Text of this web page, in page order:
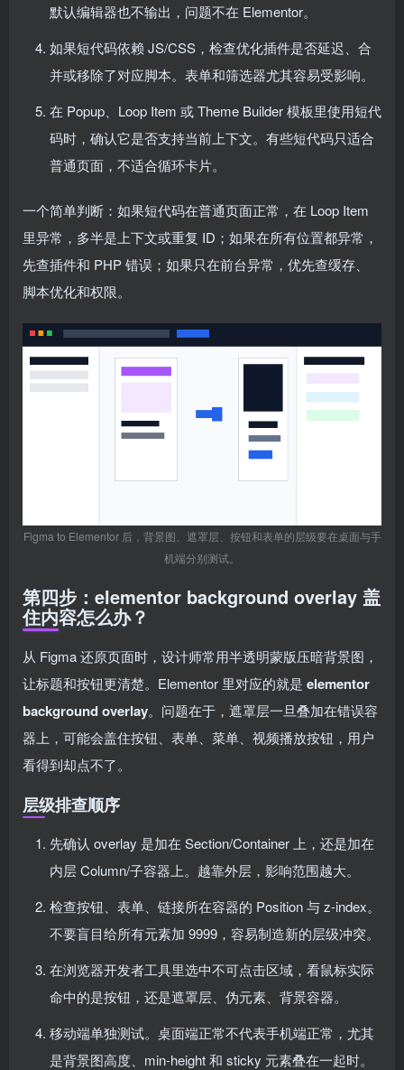
默认编辑器也不输出，问题不在 Elementor。
如果短代码依赖 JS/CSS，检查优化插件是否延迟、合
并或移除了对应脚本。表单和筛选器尤其容易受影响。
在 Popup、Loop Item 或 Theme Builder 模板里使用短代
码时，确认它是否支持当前上下文。有些短代码只适合
普通页面，不适合循环卡片。
一个简单判断：如果短代码在普通页面正常，在 Loop Item
里异常，多半是上下文或重复 ID；如果在所有位置都异常，
先查插件和 PHP 错误；如果只在前台异常，优先查缓存、
脚本优化和权限。
Figma to Elementor 后，背景图、遮罩层、按钮和表单的层级要在桌面与手
机端分别测试。
第四步：elementor background overlay 盖
住内容怎么办？
从 Figma 还原页面时，设计师常用半透明蒙版压暗背景图，
让标题和按钮更清楚。Elementor 里对应的就是 elementor
background overlay。问题在于，遮罩层一旦叠加在错误容
器上，可能会盖住按钮、表单、菜单、视频播放按钮，用户
看得到却点不了。
层级排查顺序
先确认 overlay 是加在 Section/Container 上，还是加在
内层 Column/子容器上。越靠外层，影响范围越大。
检查按钮、表单、链接所在容器的 Position 与 z-index。
不要盲目给所有元素加 9999，容易制造新的层级冲突。
在浏览器开发者工具里选中不可点击区域，看鼠标实际
命中的是按钮，还是遮罩层、伪元素、背景容器。
移动端单独测试。桌面端正常不代表手机端正常，尤其
是背景图高度、min-height 和 sticky 元素叠在一起时。